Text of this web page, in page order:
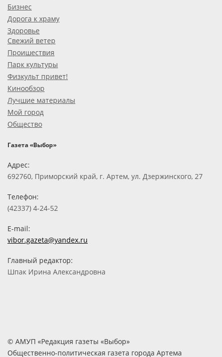
Бизнес
Дорога к храму
Здоровье
Свежий ветер
Проишествия
Парк культуры
Физкульт привет!
Кинообзор
Лучшие материалы
Мой город
Общество
Газета «Выбор»
Адрес:
692760, Приморский край, г. Артем, ул. Дзержинского, 27
Телефон:
(42337) 4-24-52
E-mail:
vibor.gazeta@yandex.ru
Главный редактор:
Шпак Ирина Александровна
© АМУП «Редакция газеты «Выбор»
Общественно-политическая газета города Артема